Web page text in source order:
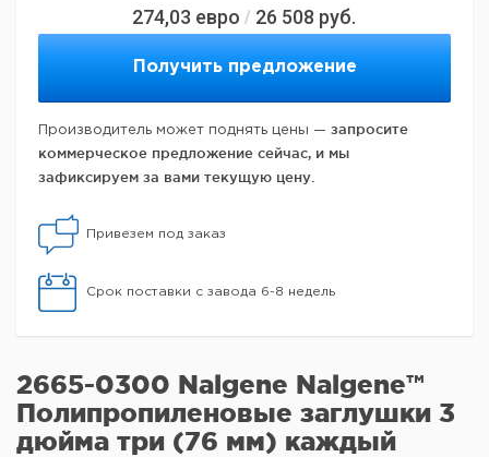
274,03 евро / 26 508 руб.
Получить предложение
Производитель может поднять цены — запросите
коммерческое предложение сейчас, и мы
зафиксируем за вами текущую цену.
Привезем под заказ
Срок поставки с завода 6-8 недель
2665-0300 Nalgene Nalgene™
Полипропиленовые заглушки 3
дюйма три (76 мм) каждый